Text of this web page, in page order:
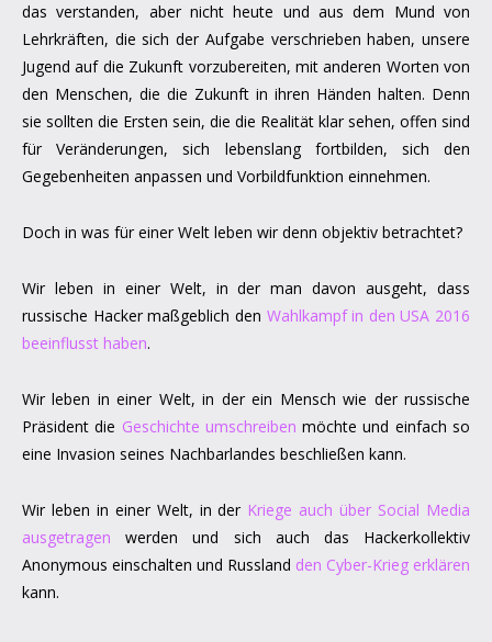
das verstanden, aber nicht heute und aus dem Mund von
Lehrkräften, die sich der Aufgabe verschrieben haben, unsere
Jugend auf die Zukunft vorzubereiten, mit anderen Worten von
den Menschen, die die Zukunft in ihren Händen halten. Denn
sie sollten die Ersten sein, die die Realität klar sehen, offen sind
für Veränderungen, sich lebenslang fortbilden, sich den
Gegebenheiten anpassen und Vorbildfunktion einnehmen.
Doch in was für einer Welt leben wir denn objektiv betrachtet?
Wir leben in einer Welt, in der man davon ausgeht, dass
russische Hacker maßgeblich den Wahlkampf in den USA 2016
beeinflusst haben.
Wir leben in einer Welt, in der ein Mensch wie der russische
Präsident die Geschichte umschreiben möchte und einfach so
eine Invasion seines Nachbarlandes beschließen kann.
Wir leben in einer Welt, in der Kriege auch über Social Media
ausgetragen werden und sich auch das Hackerkollektiv
Anonymous einschalten und Russland den Cyber-Krieg erklären
kann.